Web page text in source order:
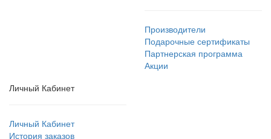
Производители
Подарочные сертификаты
Партнерская программа
Акции
Личный Кабинет
Личный Кабинет
История заказов